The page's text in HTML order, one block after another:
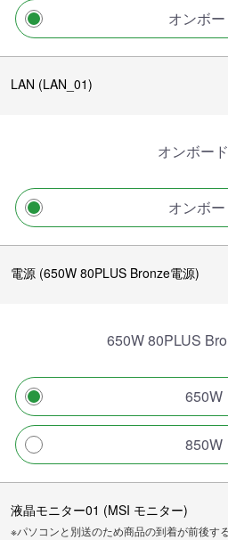
オンボー
LAN (LAN_01)
オンボード
オンボー
電源 (650W 80PLUS Bronze電源)
650W 80PLUS
650W
850W
液晶モニター01 (MSI モニター)
※パソコンと別送のため商品の到着が前後す